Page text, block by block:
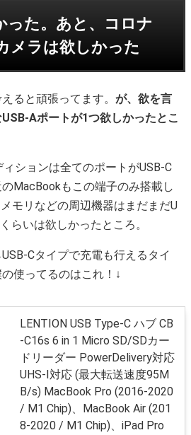
った。あと、コロナ
メラは欲しかった
ると頑張ってます。が、欲を言
Aポートが1つ欲しかったとこ
ションは全てのポートがUSB-C
MacBookもこの端子のみ搭載し
モリなどの周辺機器はまだまだU
らいは欲しかったところ。
Cタイプで充電も行えるタイ
使ってるのはこれ！↓
LENTION USB Type-C ハブ CB
-C16s 6 in 1 Micro SD/SDカー
ドリーダー PowerDelivery対応
UHS-I対応 (最大転送速度95M
B/s) MacBook Pro (2016-2020
/ M1 Chip)、MacBook Air (201
8-2020 / M1 Chip)、iPad Pro